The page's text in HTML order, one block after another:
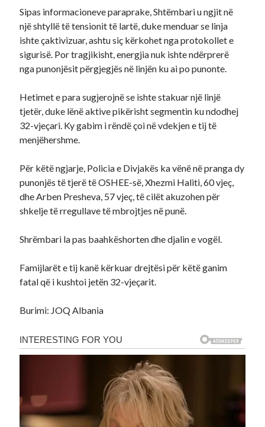
Sipas informacioneve paraprake, Shtëmbari u ngjit në
një shtyllë të tensionit të lartë, duke menduar se linja
ishte çaktivizuar, ashtu siç kërkohet nga protokollet e
sigurisë. Por tragjikisht, energjia nuk ishte ndërprerë
nga punonjësit përgjegjës në linjën ku ai po punonte.
Hetimet e para sugjerojnë se ishte stakuar një linjë
tjetër, duke lënë aktive pikërisht segmentin ku ndodhej
32-vjeçari. Ky gabim i rëndë çoi në vdekjen e tij të
menjëhershme.
Për këtë ngjarje, Policia e Divjakës ka vënë në pranga dy
punonjës të tjerë të OSHEE-së, Xhezmi Haliti, 60 vjeç,
dhe Arben Presheva, 57 vjeç, të cilët akuzohen për
shkelje të rregullave të mbrojtjes në punë.
Shrëmbari la pas baahkëshorten dhe djalin e vogël.
Famijlarët e tij kanë kërkuar drejtësi për këtë ganim
fatal që i kushtoi jetën 32-vjeçarit.
Burimi: JOQ Albania